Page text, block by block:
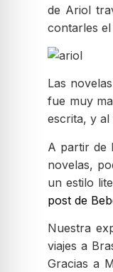
de Ariol
contarles
Las
fue muy
escrita, y
A partir de
novelas,
un estilo
post de
Nuestra
viajes a
Gracias a